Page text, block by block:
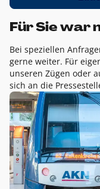
Für Sie war
Bei speziellen
gerne weiter. Für
unseren Zügen oder
sich an die